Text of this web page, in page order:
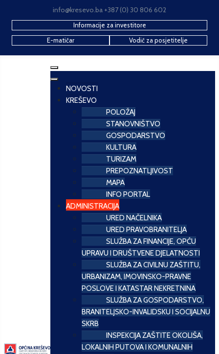
info@kresevo.ba +387 (0) 30 806 602
Informacije za investitore
E-matičar
Vodič za posjetitelje
NOVOSTI
KREŠEVO
POLOŽAJ
STANOVNIŠTVO
GOSPODARSTVO
KULTURA
TURIZAM
PREPOZNATLJIVOST
MAPA
INFO PORTAL
ADMINISTRACIJA
URED NAČELNIKA
URED PRAVOBRANITELJA
SLUŽBA ZA FINANCIJE, OPĆU
UPRAVU I DRUŠTVENE DJELATNOSTI
SLUŽBA ZA CIVILNU ZAŠTITU,
URBANIZAM, IMOVINSKO-PRAVNE
POSLOVE I KATASTAR NEKRETNINA
SLUŽBA ZA GOSPODARSTVO,
BRANITELJSKO-INVALIDSKU I SOCIJALNU
SKRB
INSPEKCIJA ZAŠTITE OKOLIŠA,
LOKALNIH PUTOVA I KOMUNALNIH